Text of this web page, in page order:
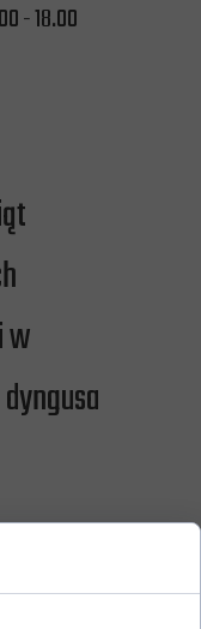
- 18.00
w